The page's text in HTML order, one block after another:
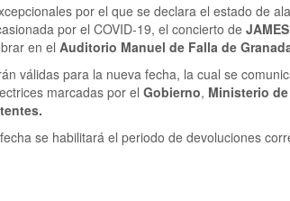
por el que se declara el estado de
por el COVID-19, el concierto de
en el Auditorio Manuel de Falla de
válidas para la nueva fecha, la cual se
marcadas por el Gobierno, Ministerio
se habilitará el periodo de devoluciones